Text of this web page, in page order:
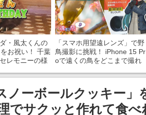
・風太くんの
お祝い！ 千葉
レモニーの様
「スマホ用望遠レンズ」で野
鳥撮影に挑戦！ iPhone 15 Pr
oで遠くの鳥をどこまで撮れ
ノーボールクッキー」
でサクッと作れて食べ